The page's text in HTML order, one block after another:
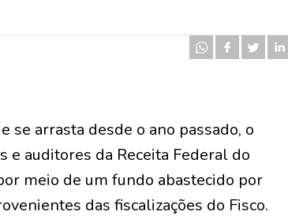
arrasta desde o ano passado, o
auditores da Receita Federal do
meio de um fundo abastecido por
das fiscalizações do Fisco.